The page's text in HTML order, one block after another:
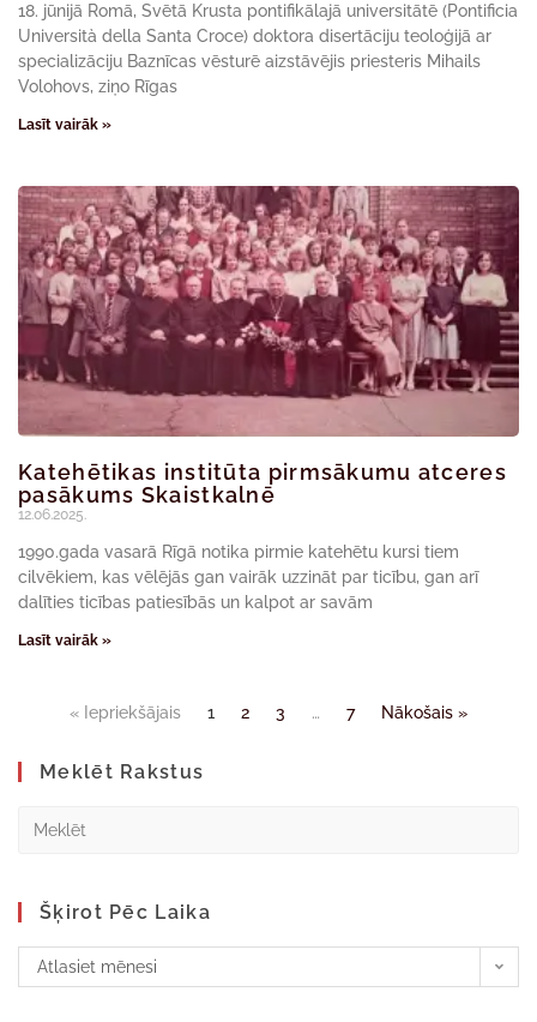
18. jūnijā Romā, Svētā Krusta pontifikālajā universitātē (Pontificia
Università della Santa Croce) doktora disertāciju teoloģijā ar
specializāciju Baznīcas vēsturē aizstāvējis priesteris Mihails
Volohovs, ziņo Rīgas
Lasīt vairāk »
Katehētikas institūta pirmsākumu atceres
pasākums Skaistkalnē
12.06.2025.
1990.gada vasarā Rīgā notika pirmie katehētu kursi tiem
cilvēkiem, kas vēlējās gan vairāk uzzināt par ticību, gan arī
dalīties ticības patiesībās un kalpot ar savām
Lasīt vairāk »
« Iepriekšājais 1 2 3 … 7 Nākošais »
Meklēt Rakstus
Šķirot Pēc Laika
Atlasiet mēnesi